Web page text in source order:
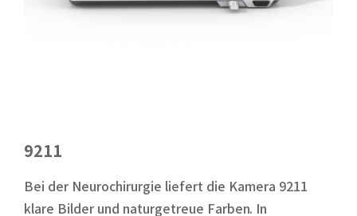
9211
Bei der Neurochirurgie liefert die Kamera 9211
klare Bilder und naturgetreue Farben. In